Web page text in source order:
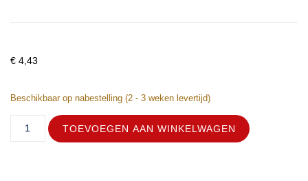
€ 4,43
Beschikbaar op nabestelling (2 - 3 weken levertijd)
TOEVOEGEN AAN WINKELWAGEN